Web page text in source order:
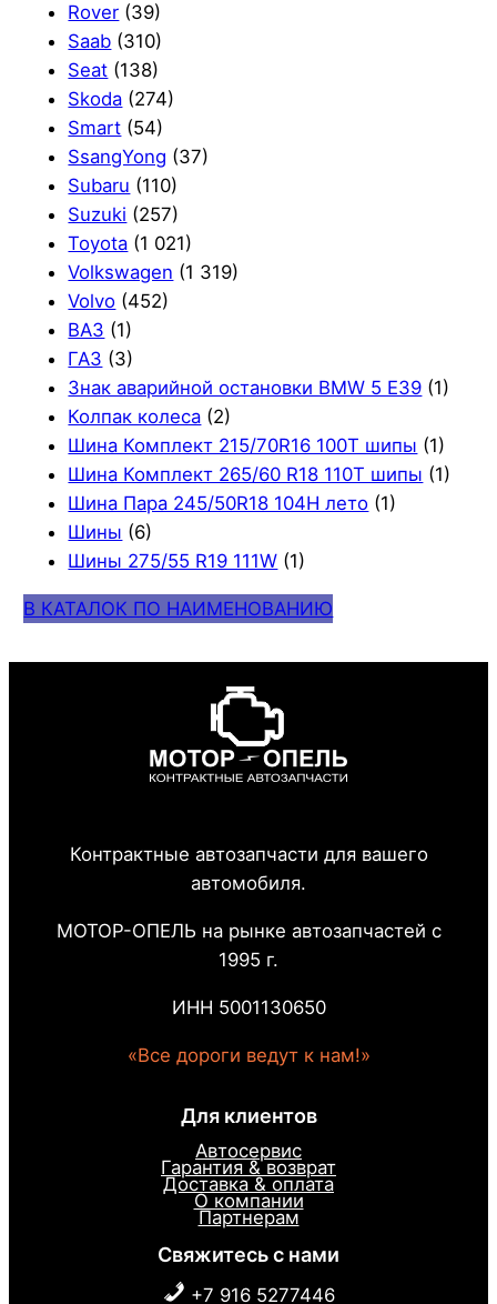
Rover (39)
Saab (310)
Seat (138)
Skoda (274)
Smart (54)
SsangYong (37)
Subaru (110)
Suzuki (257)
Toyota (1 021)
Volkswagen (1 319)
Volvo (452)
ВАЗ (1)
ГАЗ (3)
Знак аварийной остановки BMW 5 E39 (1)
Колпак колеса (2)
Шина Комплект 215/70R16 100T шипы (1)
Шина Комплект 265/60 R18 110T шипы (1)
Шина Пара 245/50R18 104H лето (1)
Шины (6)
Шины 275/55 R19 111W (1)
В КАТАЛОК ПО НАИМЕНОВАНИЮ
Контрактные автозапчасти для вашего
автомобиля.
МОТОР-ОПЕЛЬ на рынке автозапчастей с
1995 г.
ИНН 5001130650
«Все дороги ведут к нам!»
Для клиентов
Автосервис
Гарантия & возврат
Доставка & оплата
О компании
Партнерам
Свяжитесь с нами
+7 916 5277446